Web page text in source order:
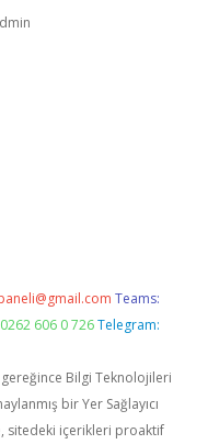
Teams:
606 0 726 Telegram:
gereğince Bilgi Teknolojileri
bir Yer Sağlayıcı
sitedeki içerikleri proaktif